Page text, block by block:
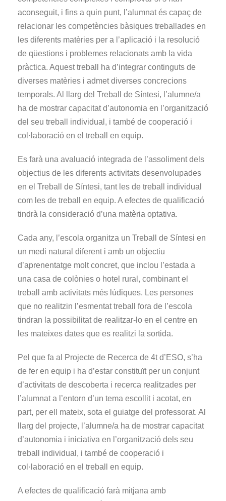
aconseguit, i fins a quin punt, l’alumnat és capaç de
relacionar les competències bàsiques treballades en
les diferents matèries per a l’aplicació i la resolució
de qüestions i problemes relacionats amb la vida
pràctica. Aquest treball ha d’integrar continguts de
diverses matèries i admet diverses concrecions
temporals. Al llarg del Treball de Síntesi, l’alumne/a
ha de mostrar capacitat d’autonomia en l’organització
del seu treball individual, i també de cooperació i
col·laboració en el treball en equip.
Es farà una avaluació integrada de l’assoliment dels
objectius de les diferents activitats desenvolupades
en el Treball de Síntesi, tant les de treball individual
com les de treball en equip. A efectes de qualificació
tindrà la consideració d’una matèria optativa.
Cada any, l’escola organitza un Treball de Síntesi en
un medi natural diferent i amb un objectiu
d’aprenentatge molt concret, que inclou l’estada a
una casa de colònies o hotel rural, combinant el
treball amb activitats més lúdiques. Les persones
que no realitzin l’esmentat treball fora de l’escola
tindran la possibilitat de realitzar-lo en el centre en
les mateixes dates que es realitzi la sortida.
Pel que fa al Projecte de Recerca de 4t d’ESO, s’ha
de fer en equip i ha d’estar constituït per un conjunt
d’activitats de descoberta i recerca realitzades per
l’alumnat a l’entorn d’un tema escollit i acotat, en
part, per ell mateix, sota el guiatge del professorat. Al
llarg del projecte, l’alumne/a ha de mostrar capacitat
d’autonomia i iniciativa en l’organització dels seu
treball individual, i també de cooperació i
col·laboració en el treball en equip.
A efectes de qualificació farà mitjana amb